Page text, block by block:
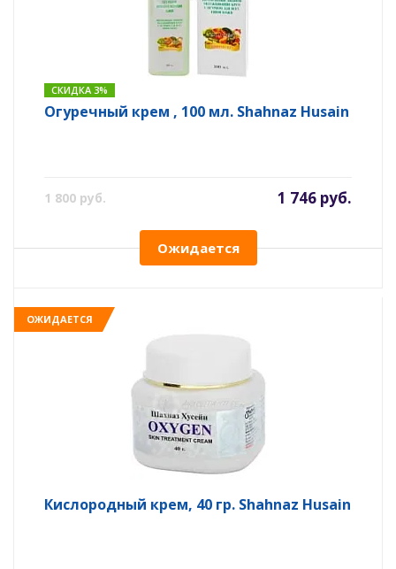
СКИДКА 3%
Огуречный крем , 100 мл. Shahnaz Husain
1 800 руб. 1 746 руб.
Ожидается
ОЖИДАЕТСЯ
Кислородный крем, 40 гр. Shahnaz Husain